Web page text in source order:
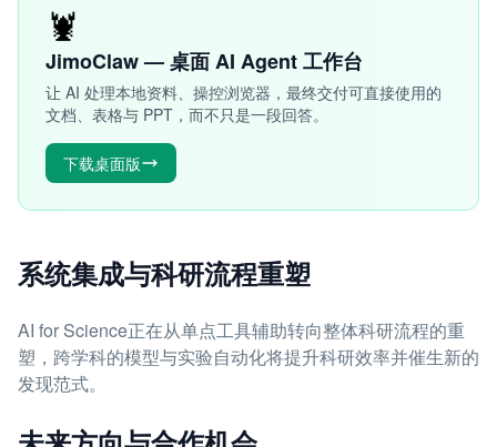
🦞
JimoClaw — 桌面 AI Agent 工作台
让 AI 处理本地资料、操控浏览器，最终交付可直接使用的
文档、表格与 PPT，而不只是一段回答。
下载桌面版
系统集成与科研流程重塑
AI for Science正在从单点工具辅助转向整体科研流程的重
塑，跨学科的模型与实验自动化将提升科研效率并催生新的
发现范式。